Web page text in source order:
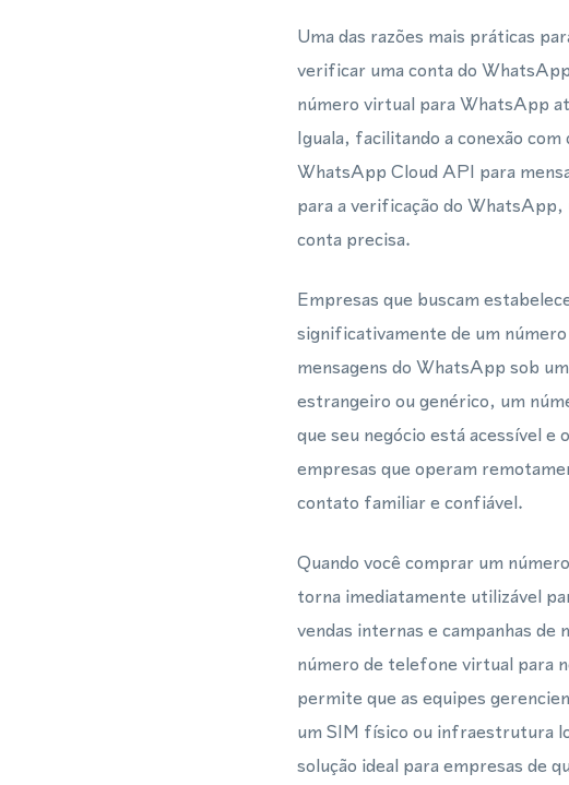
Uma das razões mais práticas
verificar uma conta do
número virtual para WhatsApp
Iguala, facilitando a conexão
WhatsApp Cloud API para
para a verificação do
conta precisa.
Empresas que buscam
significativamente de um
mensagens do WhatsApp sob
estrangeiro ou genérico, um
que seu negócio está acessível
empresas que operam
contato familiar e confiável.
Quando você comprar um
torna imediatamente utilizável
vendas internas e campanhas
número de telefone virtual para
permite que as equipes
um SIM físico ou infraestrutura
solução ideal para empresas de